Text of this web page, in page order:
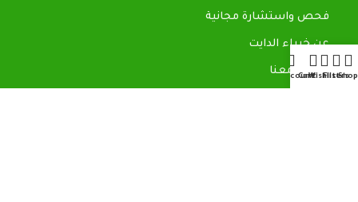
فحص واستشارة مجانية
عن خبراء الدايت
تواصل معنا Shop
Filters
Wishlist
Cart
My account